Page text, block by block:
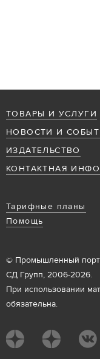
ТОВАРЫ И УСЛУГИ
НОВОСТИ И
ИЗДАТЕЛЬСТВО
КОНТАКТНАЯ
Тарифные планы
Помощь
© Промышленный
СД Групп, 2006-2026.
При использовании
обязательна.